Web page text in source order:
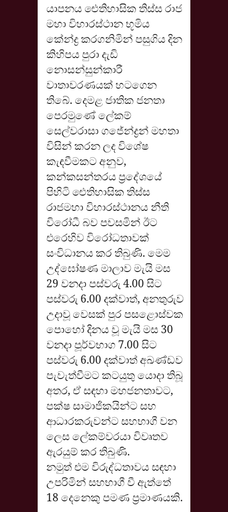
යාපනය ඓතිහාසික තිස්ස රාජ
මහා විහාරස්ථාන භූමිය
කේන්ද්‍ර කරගනිමින් පසුගිය දින
කිහිපය පුරා දැඩි
නොසන්සුන්කාරී
වාතාවරණයක් හටගෙන
තිබේ. දෙමළ ජාතික ජනතා
පෙරමුණේ ලේකම්
සෙල්වරාසා ගජේන්ද්‍රන් මහතා
විසින් කරන ලද විශේෂ
කැඳවීමකට අනුව,
කන්කසන්තරය ප්‍රදේශයේ
පිහිටි ඓතිහාසික තිස්ස
රාජමහා විහාරස්ථානය නීති
විරෝධී බව පවසමින් ඊට
එරෙහිව විරෝධතාවක්
සංවිධානය කර තිබුණි. මෙම
උද්ඝෝෂණ මාලාව මැයි මස
29 වනදා පස්වරු 4.00 සිට
පස්වරු 6.00 දක්වාත්, අනතුරුව
උදාවූ වෙසක් පුර පසළොස්වක
පොහෝ දිනය වූ මැයි මස 30
වනදා පූර්වභාග 7.00 සිට
පස්වරු 6.00 දක්වාත් අඛණ්ඩව
පැවැත්වීමට කටයුතු යොදා තිබූ
අතර, ඒ සඳහා මහජනතාවට,
පක්ෂ සාමාජිකයින්ට සහ
ආධාරකරුවන්ට සහභාගී වන
ලෙස ලේකම්වරයා විවෘතව
ඇරයුම් කර තිබුණි.
නමුත් එම විරුද්ධතාවය සඳහා
උපරිමින් සහභාගී වී ඇත්තේ
18 දෙනෙකු පමණ ප්‍රමාණයකි.